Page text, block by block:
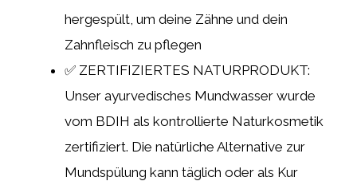
hergespült, um deine Zähne und dein
Zahnfleisch zu pflegen
✅ ZERTIFIZIERTES NATURPRODUKT:
Unser ayurvedisches Mundwasser wurde
vom BDIH als kontrollierte Naturkosmetik
zertifiziert. Die natürliche Alternative zur
Mundspülung kann täglich oder als Kur